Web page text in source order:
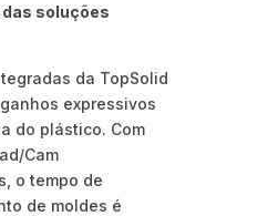
soluções
da TopSolid
expressivos
do plástico. Com
Cam
o tempo de
de moldes é